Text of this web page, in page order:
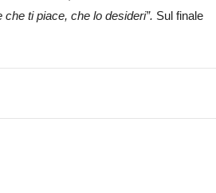
che ti piace, che lo desideri”. Sul finale